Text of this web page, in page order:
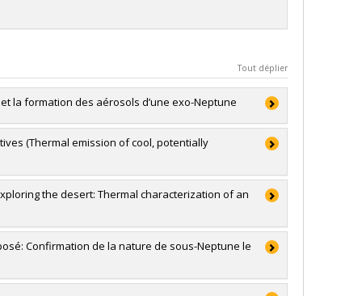
Tout déplier
la formation des aérosols d’une exo-Neptune
(Thermal emission of cool, potentially
the desert: Thermal characterization of an
Confirmation de la nature de sous-Neptune le